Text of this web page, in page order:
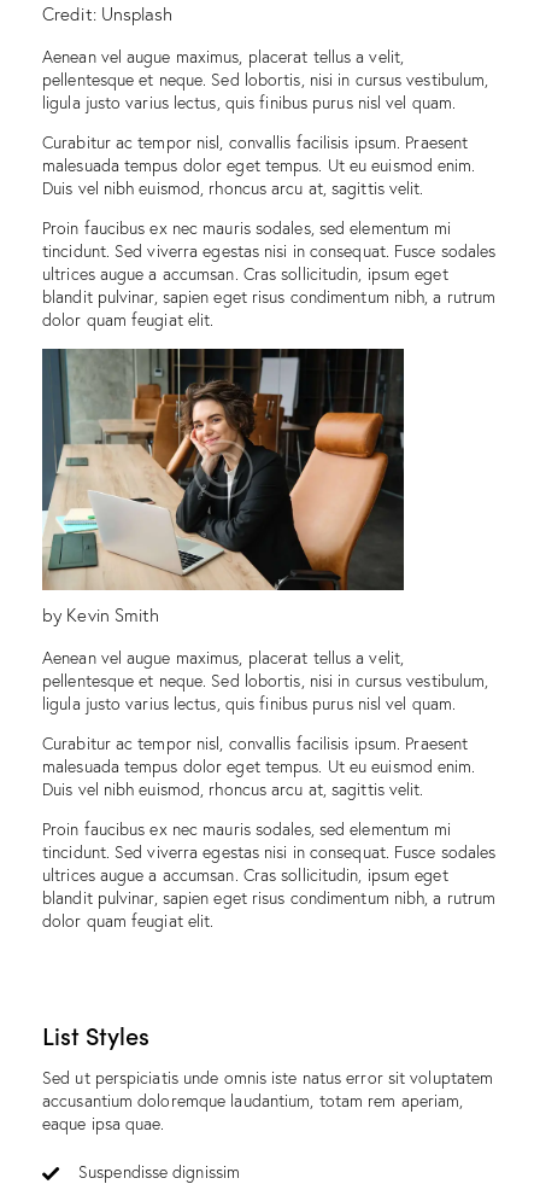
Credit: Unsplash
Aenean vel augue maximus, placerat tellus a velit,
pellentesque et neque. Sed lobortis, nisi in cursus vestibulum,
ligula justo varius lectus, quis finibus purus nisl vel quam.
Curabitur ac tempor nisl, convallis facilisis ipsum. Praesent
malesuada tempus dolor eget tempus. Ut eu euismod enim.
Duis vel nibh euismod, rhoncus arcu at, sagittis velit.
Proin faucibus ex nec mauris sodales, sed elementum mi
tincidunt. Sed viverra egestas nisi in consequat. Fusce sodales
ultrices augue a accumsan. Cras sollicitudin, ipsum eget
blandit pulvinar, sapien eget risus condimentum nibh, a rutrum
dolor quam feugiat elit.
by Kevin Smith
Aenean vel augue maximus, placerat tellus a velit,
pellentesque et neque. Sed lobortis, nisi in cursus vestibulum,
ligula justo varius lectus, quis finibus purus nisl vel quam.
Curabitur ac tempor nisl, convallis facilisis ipsum. Praesent
malesuada tempus dolor eget tempus. Ut eu euismod enim.
Duis vel nibh euismod, rhoncus arcu at, sagittis velit.
Proin faucibus ex nec mauris sodales, sed elementum mi
tincidunt. Sed viverra egestas nisi in consequat. Fusce sodales
ultrices augue a accumsan. Cras sollicitudin, ipsum eget
blandit pulvinar, sapien eget risus condimentum nibh, a rutrum
dolor quam feugiat elit.
List Styles
Sed ut perspiciatis unde omnis iste natus error sit voluptatem
accusantium doloremque laudantium, totam rem aperiam,
eaque ipsa quae.
Suspendisse dignissim